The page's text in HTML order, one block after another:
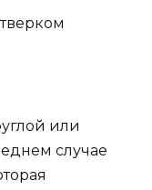
или
случае